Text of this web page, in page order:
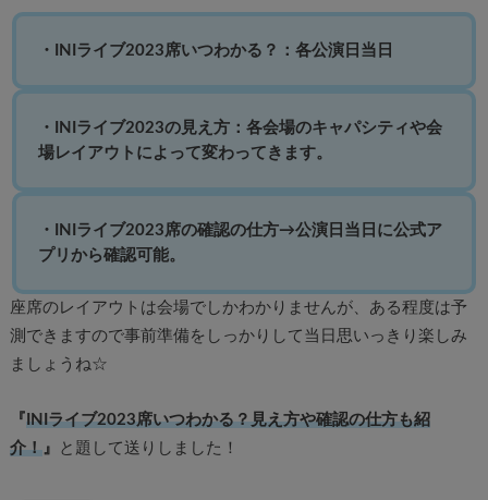
・INIライブ2023席いつわかる？：各公演日当日
・INIライブ2023の見え方：各会場のキャパシティや会
場レイアウトによって変わってきます。
・INIライブ2023席の確認の仕方→公演日当日に公式ア
プリから確認可能。
座席のレイアウトは会場でしかわかりませんが、ある程度は予
測できますので事前準備をしっかりして当日思いっきり楽しみ
ましょうね☆
『 INIライブ2023席いつわかる？見え方や確認の仕方も紹
介！』 と題して送りしました！